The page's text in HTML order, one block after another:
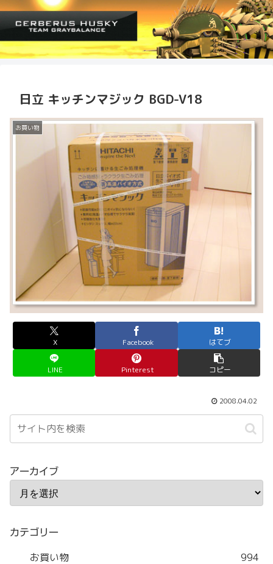
日立 キッチンマジック BGD-V18
お買い物
X Facebook はてブ
LINE Pinterest コピー
2008.04.02
アーカイブ
カテゴリー
お買い物 994